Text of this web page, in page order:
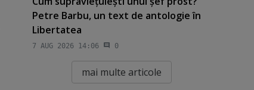
Petre Barbu, un text de antologie în
Libertatea
7 AUG 2026 14:06 0
mai multe articole